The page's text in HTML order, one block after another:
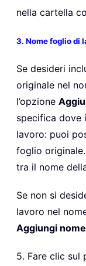
nella cartella
3. Nome foglio di
Se desideri
originale nel
l’opzione
specifica dove
lavoro: puoi
foglio
tra il nome
Se non si
lavoro nel
Aggiungi
5. Fare clic sul